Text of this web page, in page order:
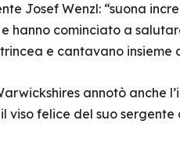
Josef Wenzl: “suona
hanno cominciato a
e cantavano insieme
annotò anche
felice del suo sergente